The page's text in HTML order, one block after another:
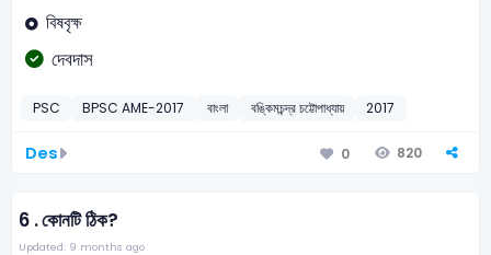
বিষবৃক্ষ
দেবদাস
PSC BPSC AME-2017 বাংলা বঙ্কিমচন্দ্র চট্টোপাধ্যায় 2017
Des 0 820
6 .কোনটি ঠিক?
Updated: 9 months ago